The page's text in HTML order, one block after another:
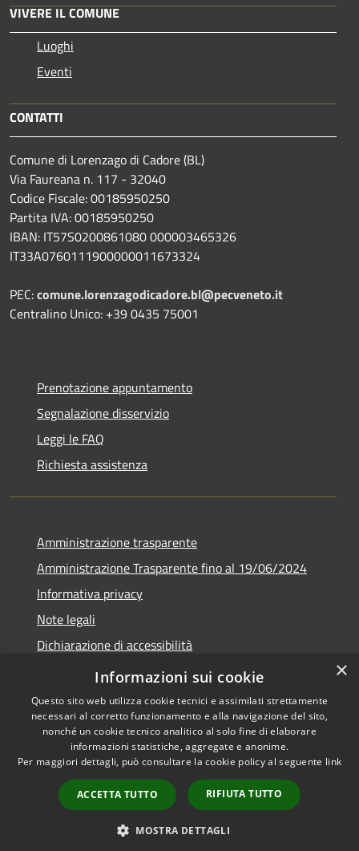
VIVERE IL COMUNE
Luoghi
Eventi
CONTATTI
Comune di Lorenzago di Cadore (BL)
Via Faureana n. 117 - 32040
Codice Fiscale: 00185950250
Partita IVA: 00185950250
IBAN: IT57S0200861080 000003465326
IT33A0760111900000011673324
PEC:comune.lorenzagodicadore.bl@pecveneto.it
Centralino Unico: +39 0435 75001
Prenotazione appuntamento
Segnalazione disservizio
Leggi le FAQ
Richiesta assistenza
Amministrazione trasparente
Amministrazione Trasparente fino al 19/06/2024
Informativa privacy
Note legali
Dichiarazione di accessibilità
Meccanismo di feedback
Accessibilità
Copyright © 2026 • Comune di
Lorenzago di Cadore • Powered
byMunicipium
Accesso
redazione
×
Informazioni sui cookie
Questo sito web utilizza cookie tecnici e assimilati strettamente
necessari al corretto funzionamento e alla navigazione del sito,
nonché un cookie tecnico analitico al solo fine di elaborare
informazioni statistiche, aggregate e anonime.
Per maggiori dettagli, può consultare la cookie policy al seguente link
ACCETTA TUTTO RIFIUTA TUTTO
MOSTRA DETTAGLI